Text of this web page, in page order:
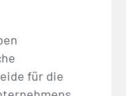
für die